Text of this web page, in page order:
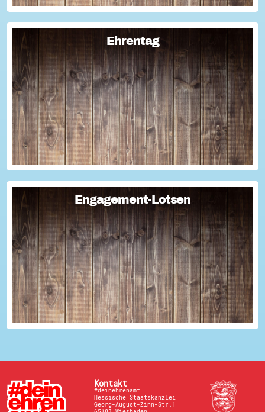
Ehrentag
Ehrentag
Macht den Ehrentag mit eurer Aktion zu eurem "hessischen
Ehrentag"...
Engagement-Lotsen
Engagement-Lotsen
Engagement-Lotsen tragen zu einer lebendigen
Engagementkultur und damit zu einer höheren
Lebensqualität für sich und andere bei. Sie bringen ihre
Erfahrungen im bürgerschaftlichen Engagement ein und ü...
Kontakt
#deinehrenamt
Hessische Staatskanzlei
Georg-August-Zinn-Str.1